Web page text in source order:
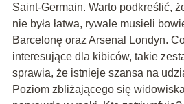
Saint-Germain. Warto podkreślić,
nie była łatwa, rywale musieli
Barcelonę oraz Arsenal Londyn.
interesujące dla kibiców, takie
sprawia, że istnieje szansa na
Poziom zbliżającego się